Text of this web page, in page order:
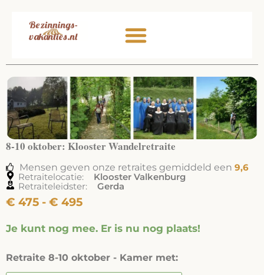
8-10 oktober: Klooster Wandelretraite
Mensen geven onze retraites gemiddeld een 9,6
Retraitelocatie:
Klooster Valkenburg
Retraiteleidster:
Gerda
€ 475 - € 495Prijsklasse:
tot
Je kunt nog mee. Er is nu nog plaats!
Retraite 8-10 oktober - Kamer met: